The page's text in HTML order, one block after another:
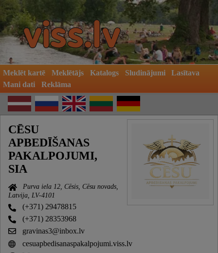
Meklēt kartē Meklētājs Katalogs Sludinājumi
Lasītava
Mani dati
Reklāma
CĒSU
APBEDĪŠANAS
PAKALPOJUMI,
SIA
Purva iela 12, Cēsis, Cēsu novads,
Latvija, LV-4101
(+371) 29478815
(+371) 28353968
gravinas3@inbox.lv
cesuapbedisanaspakalpojumi.viss.lv